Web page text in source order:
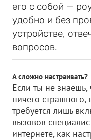
его с собой —
удобно и без
устройстве,
вопросов.
А сложно настраивать?
Если ты не знаешь,
ничего страшного,
требуется лишь
вызовов
интернете, как